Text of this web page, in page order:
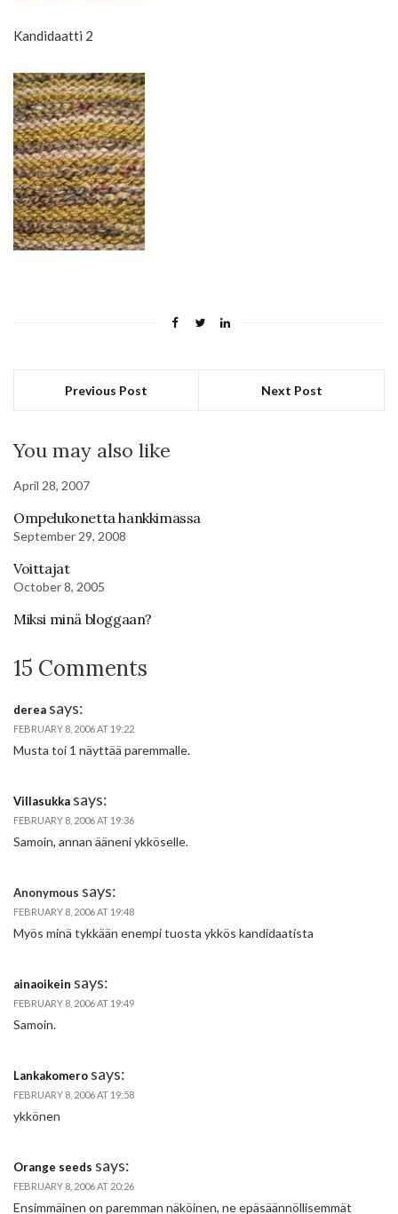
Kandidaatti 2
Previous Post Next Post
You may also like
April 28, 2007
Ompelukonetta hankkimassa
September 29, 2008
Voittajat
October 8, 2005
Miksi minä bloggaan?
15 Comments
derea says:
FEBRUARY 8, 2006 AT 19:22
Musta toi 1 näyttää paremmalle.
Villasukka says:
FEBRUARY 8, 2006 AT 19:36
Samoin, annan ääneni ykköselle.
Anonymous says:
FEBRUARY 8, 2006 AT 19:48
Myös minä tykkään enempi tuosta ykkös kandidaatista
ainaoikein says:
FEBRUARY 8, 2006 AT 19:49
Samoin.
Lankakomero says:
FEBRUARY 8, 2006 AT 19:58
ykkönen
Orange seeds says:
FEBRUARY 8, 2006 AT 20:26
Ensimmäinen on paremman näköinen, ne epäsäännöllisemmät